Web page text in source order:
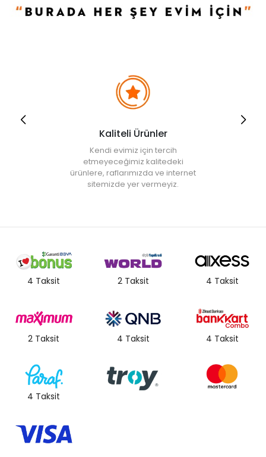
Kaliteli Ürünler
Kendi evimiz için tercih
etmeyeceğimiz kalitedeki
ürünlere, raflarımızda ve internet
sitemizde yer vermeyiz.
4 Taksit 2 Taksit 4 Taksit
2 Taksit 4 Taksit 4 Taksit
4 Taksit